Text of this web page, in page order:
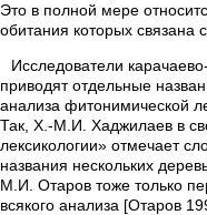
Это в полной мере
обитания которых связана
Исследователи
приводят отдельные
анализа фитонимической
Так, Х.-М.И. Хаджилаев в
лексикологии» отмечает
названия нескольких
М.И. Отаров тоже только
всякого анализа [Отаров